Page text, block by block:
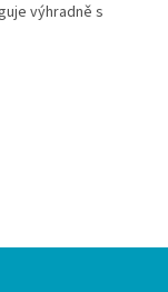
výhradně s